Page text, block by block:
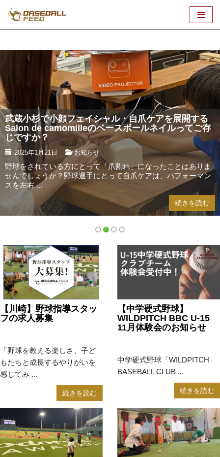
テ
キ
ッ
プ
武蔵小杉で小顔フェイシャル・自爪ケアを展開する
Salon de camomilleのベースボールネイルってご存
じですか？
2025年1月21日 お知らせ
野球をされている方にとって「爪割れ」になったことはありま
せんでしょうか？野球選手にとって自爪ケアは、パフォーマン
スを左右 ...
続きを読む
【川崎】野球指導スタッ
フの求人募集
「野球を教える楽しさ、子ど
もたちと成長するやりがいを
感じてみ ...
続きを読む
【中学硬式野球】
WILDPITCH BBC U-15
11月体験会のお知らせ
中学硬式野球「WILDPITCH
BASEBALL CLUB ...
続きを読む